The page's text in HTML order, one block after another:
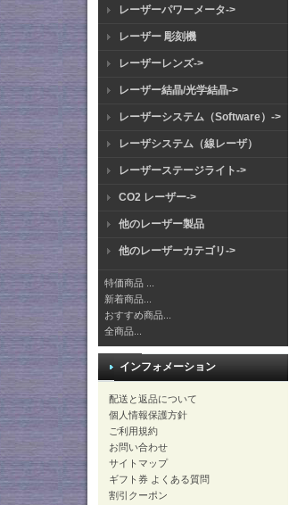
レーザーパワーメータ->
レーザー 彫刻機
レーザーレンズ->
レーザー結晶/光学結晶->
レーザーシステム（Software）->
レーザシステム（線レーザ）
レーザーステージライト->
CO2 レーザー->
他のレーザー製品
他のレーザーカテゴリ->
特価商品 ...
新着商品...
おすすめ商品...
全商品...
インフォメーション
配送と返品について
個人情報保護方針
ご利用規約
お問い合わせ
サイトマップ
ギフト券 よくある質問
割引クーポン